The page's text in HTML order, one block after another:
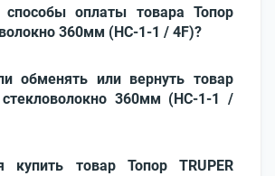
оплаты товара Топор
360мм (HC-1-1 / 4F)?
обменять или вернуть товар
стекловолокно 360мм (HC-1-1 /
товар Топор TRUPER